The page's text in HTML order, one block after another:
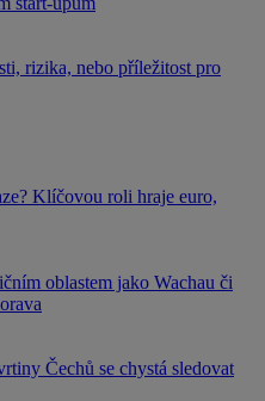
rizika, nebo příležitost pro
Klíčovou roli hraje euro,
oblastem jako Wachau či
Čechů se chystá sledovat